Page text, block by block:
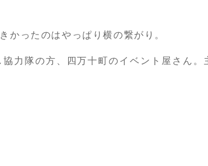
かったのはやっぱり横の繋がり。
力隊の方、四万十町のイベント屋さん。